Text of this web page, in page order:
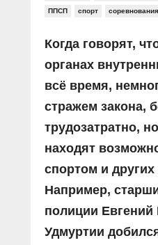
ППСП спорт соревнования
Когда говорят,
органах
всё время,
стражем закона,
трудозатратно,
находят
спортом и других
Например,
полиции Евгений
Удмуртии